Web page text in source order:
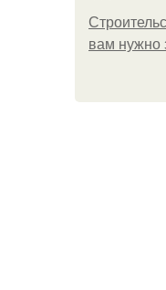
вам нужно